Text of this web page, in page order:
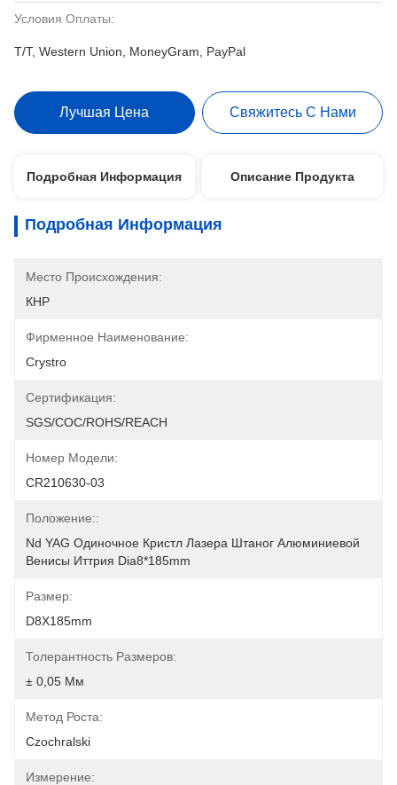
Условия Оплаты:
T/T, Western Union, MoneyGram, PayPal
Лучшая Цена Свяжитесь С Нами
Подробная Информация Описание Продукта
Подробная Информация
Место Происхождения:
КНР
Фирменное Наименование:
Crystro
Сертификация:
SGS/COC/ROHS/REACH
Номер Модели:
CR210630-03
Положение::
Nd YAG Одиночное Кристл Лазера Штаног Алюминиевой
Венисы Иттрия Dia8*185mm
Размер:
D8X185mm
Толерантность Размеров:
± 0,05 Мм
Метод Роста:
Czochralski
Измерение: